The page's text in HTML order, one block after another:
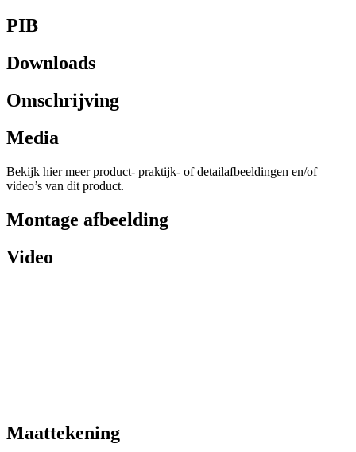
PIB
Downloads
Omschrijving
Media
Bekijk hier meer product- praktijk- of detailafbeeldingen en/of
video’s van dit product.
Montage afbeelding
Video
Maattekening